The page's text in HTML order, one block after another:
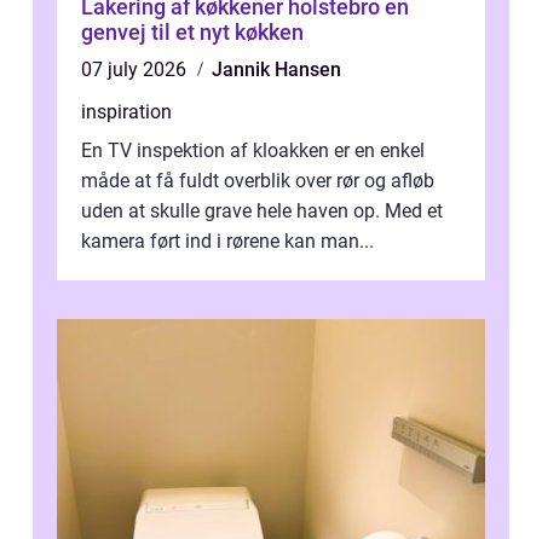
Lakering af køkkener holstebro en
genvej til et nyt køkken
07 july 2026
Jannik Hansen
inspiration
En TV inspektion af kloakken er en enkel
måde at få fuldt overblik over rør og afløb
uden at skulle grave hele haven op. Med et
kamera ført ind i rørene kan man...